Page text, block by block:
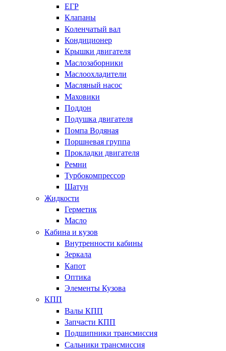
ЕГР
Клапаны
Коленчатый вал
Кондиционер
Крышки двигателя
Маслозаборники
Маслоохладители
Масляный насос
Маховики
Поддон
Подушка двигателя
Помпа Водяная
Поршневая группа
Прокладки двигателя
Ремни
Турбокомпрессор
Шатун
Жидкости
Герметик
Масло
Кабина и кузов
Внутренности кабины
Зеркала
Капот
Оптика
Элементы Кузова
КПП
Валы КПП
Запчасти КПП
Подшипники трансмиссия
Сальники трансмиссия